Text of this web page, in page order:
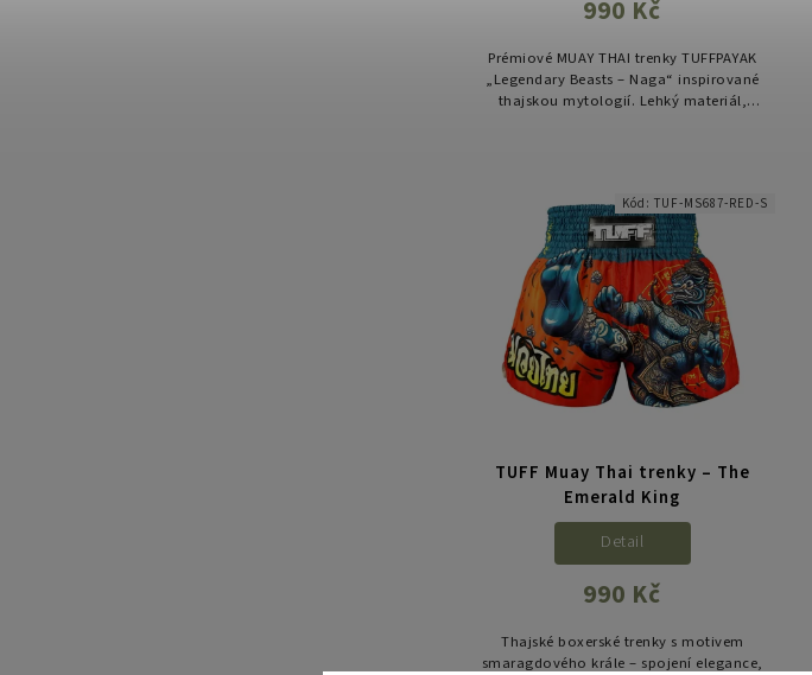
990 Kč
Prémiové MUAY THAI trenky TUFFPAYAK
„Legendary Beasts – Naga“ inspirované
thajskou mytologií. Lehký materiál,
TUFF Muay Thai trenky – The
Emerald King
990 Kč
Detail
Thajské boxerské trenky s motivem
smaragdového krále – spojení elegance,
Kód:TUF-MS687-RED-S